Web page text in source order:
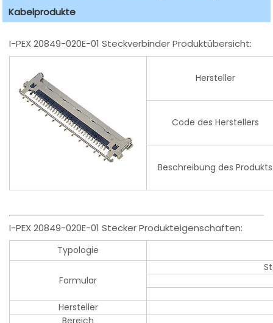
Kabelprodukte
I-PEX 20849-020E-01 Steckverbinder Produktübersicht:
Hersteller
Code des Herstellers
Beschreibung des Produkts
I-PEX 20849-020E-01 Stecker Produkteigenschaften:
Typologie
Formular
Hersteller